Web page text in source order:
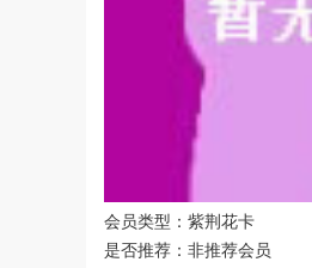
会员类型：紫荆花卡
是否推荐：非推荐会员